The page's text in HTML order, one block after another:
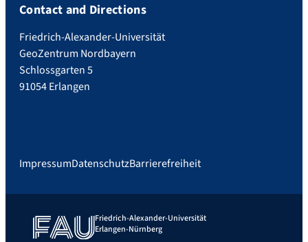
Contact and Directions
Friedrich-Alexander-Universität
GeoZentrum Nordbayern
Schlossgarten 5
91054 Erlangen
ImpressumDatenschutzBarrierefreiheit
Friedrich-Alexander-Universität
Erlangen-Nürnberg